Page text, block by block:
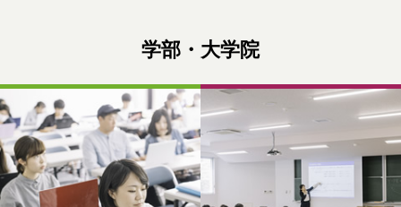
学部・大学院